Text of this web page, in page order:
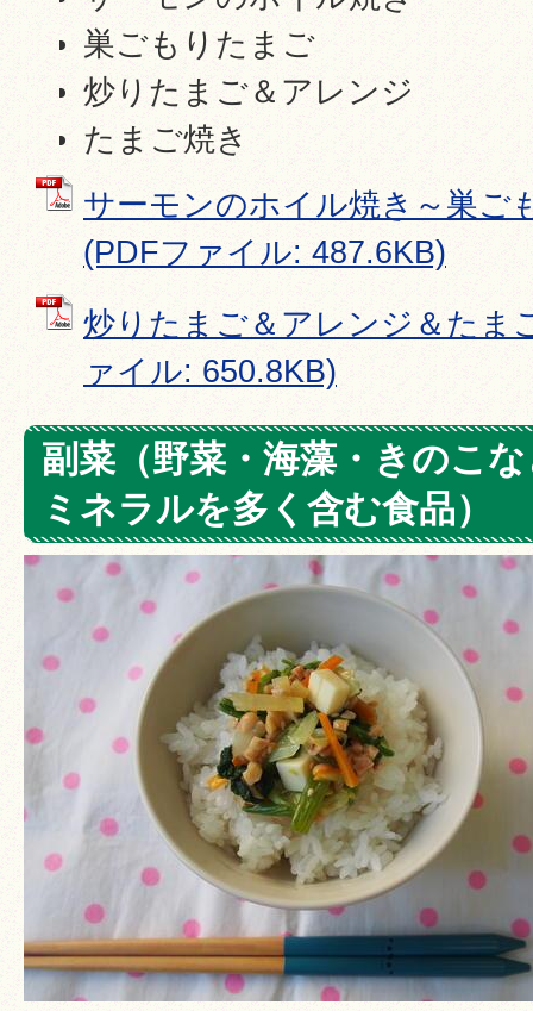
巣ごもりたまご
炒りたまご＆アレンジ
たまご焼き
サーモンのホイル焼き～巣ご
(PDFファイル: 487.6KB)
炒りたまご＆アレンジ＆たま
ァイル: 650.8KB)
副菜（野菜・海藻・きのこ
ミネラルを多く含む食品）